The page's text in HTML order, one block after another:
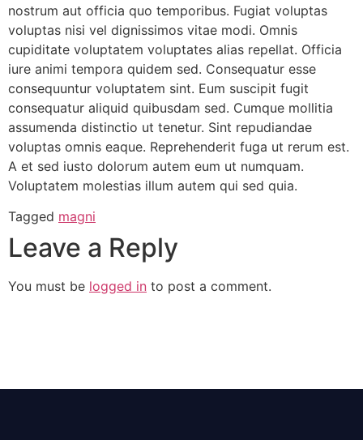
nostrum aut officia quo temporibus. Fugiat voluptas
voluptas nisi vel dignissimos vitae modi. Omnis
cupiditate voluptatem voluptates alias repellat. Officia
iure animi tempora quidem sed. Consequatur esse
consequuntur voluptatem sint. Eum suscipit fugit
consequatur aliquid quibusdam sed. Cumque mollitia
assumenda distinctio ut tenetur. Sint repudiandae
voluptas omnis eaque. Reprehenderit fuga ut rerum est.
A et sed iusto dolorum autem eum ut numquam.
Voluptatem molestias illum autem qui sed quia.
Tagged magni
Leave a Reply
You must be logged in to post a comment.